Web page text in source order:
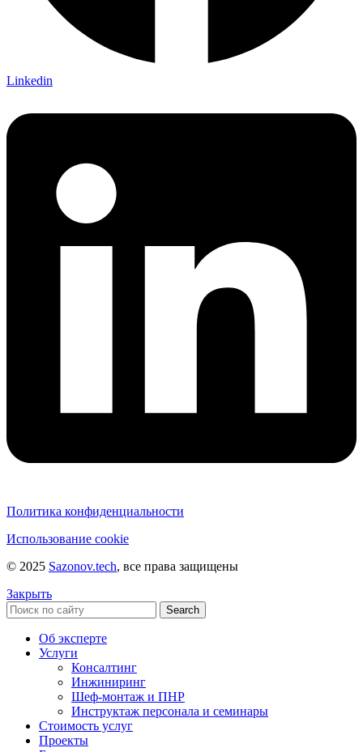
Linkedin
Политика конфиденциальности
Использование cookie
© 2025 Sazonov.tech, все права защищены
Закрыть
Search
Об эксперте
Услуги
Консалтинг
Инжиниринг
Шеф-монтаж и ПНР
Инструктаж персонала и семинары
Стоимость услуг
Проекты